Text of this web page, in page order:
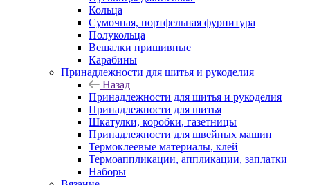
Кольца
Сумочная, портфельная фурнитура
Полукольца
Вешалки пришивные
Карабины
Принадлежности для шитья и рукоделия
Назад
Принадлежности для шитья и рукоделия
Принадлежности для шитья
Шкатулки, коробки, газетницы
Принадлежности для швейных машин
Термоклеевые материалы, клей
Термоаппликации, аппликации, заплатки
Наборы